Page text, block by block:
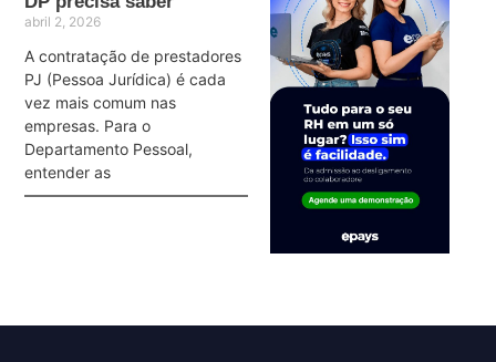
abril 2, 2026
A contratação de prestadores
PJ (Pessoa Jurídica) é cada
vez mais comum nas
empresas. Para o
Departamento Pessoal,
entender as